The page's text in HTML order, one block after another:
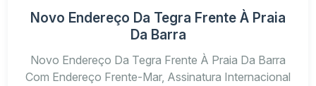
Novo Endereço Da Tegra Frente À Praia
Da Barra
Novo Endereço Da Tegra Frente À Praia Da Barra
Com Endereço Frente-Mar, Assinatura Internacional